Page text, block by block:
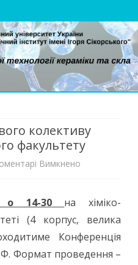
колективу
факультету
Вимкнено
трудового
о 14-30
на хіміко-
(4 корпус, велика
Конференція
Формат проведення –